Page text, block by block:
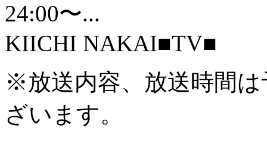
24:00〜...
KIICHI NAKAI■TV■
※放送内容、放送時間
ざいます。